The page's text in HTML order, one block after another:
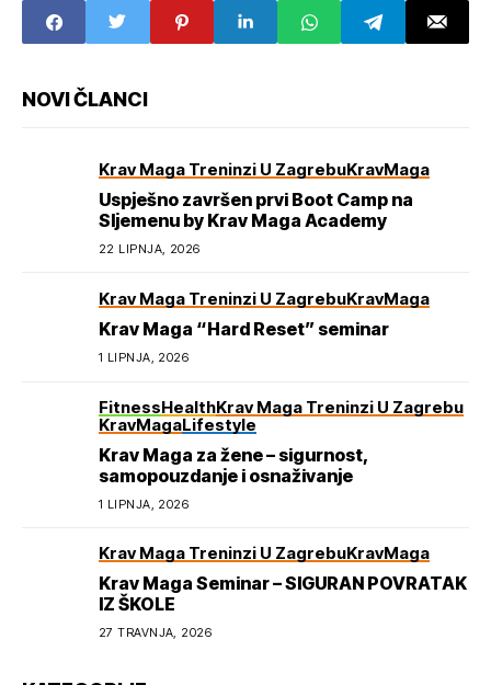
NOVI ČLANCI
Krav Maga Treninzi U ZagrebuKravMaga
Uspješno završen prvi Boot Camp na
Sljemenu by Krav Maga Academy
22 LIPNJA, 2026
Krav Maga Treninzi U ZagrebuKravMaga
Krav Maga “Hard Reset” seminar
1 LIPNJA, 2026
FitnessHealthKrav Maga Treninzi U Zagrebu
KravMagaLifestyle
Krav Maga za žene – sigurnost,
samopouzdanje i osnaživanje
1 LIPNJA, 2026
Krav Maga Treninzi U ZagrebuKravMaga
Krav Maga Seminar – SIGURAN POVRATAK
IZ ŠKOLE
27 TRAVNJA, 2026